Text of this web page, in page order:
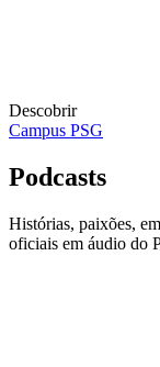
Descobrir
Campus PSG
Podcasts
Histórias, paixões,
oficiais em áudio do